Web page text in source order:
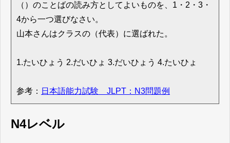
（）のことばの読み方としてよいものを、1・2・3・
4から一つ選びなさい。
山本さんはクラスの（代表）に選ばれた。
1.たいひょう 2.だいひょ 3.だいひょう 4.たいひょ
参考： 日本語能力試験 JLPT：N3問題例
N4レベル